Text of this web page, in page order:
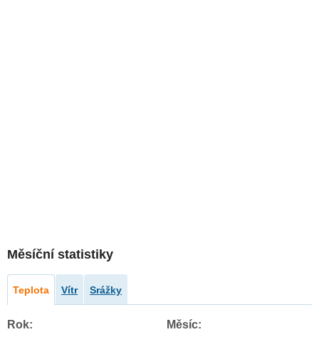
Měsíční statistiky
Teplota Vítr Srážky
Rok: Měsíc: